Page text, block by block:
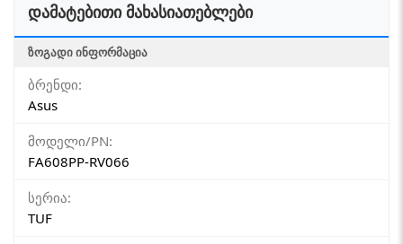
დამატებითი მახასიათებლები
ᲖᲝᲒᲐᲓᲘ ᲘᲜᲤᲝᲠᲛᲐᲪᲘᲐ
ბრენდი:
Asus
მოდელი/PN:
FA608PP-RV066
სერია:
TUF